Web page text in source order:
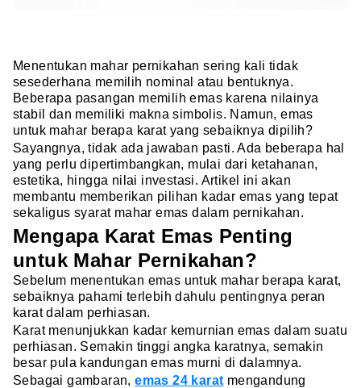
Menentukan mahar pernikahan sering kali tidak
sesederhana memilih nominal atau bentuknya.
Beberapa pasangan memilih emas karena nilainya
stabil dan memiliki makna simbolis. Namun, emas
untuk mahar berapa karat yang sebaiknya dipilih?
Sayangnya, tidak ada jawaban pasti. Ada beberapa hal
yang perlu dipertimbangkan, mulai dari ketahanan,
estetika, hingga nilai investasi. Artikel ini akan
membantu memberikan pilihan kadar emas yang tepat
sekaligus syarat mahar emas dalam pernikahan.
Mengapa Karat Emas Penting
untuk Mahar Pernikahan?
Sebelum menentukan emas untuk mahar berapa karat,
sebaiknya pahami terlebih dahulu pentingnya peran
karat dalam perhiasan.
Karat menunjukkan kadar kemurnian emas dalam suatu
perhiasan. Semakin tinggi angka karatnya, semakin
besar pula kandungan emas murni di dalamnya.
Sebagai gambaran,emas 24 karat mengandung